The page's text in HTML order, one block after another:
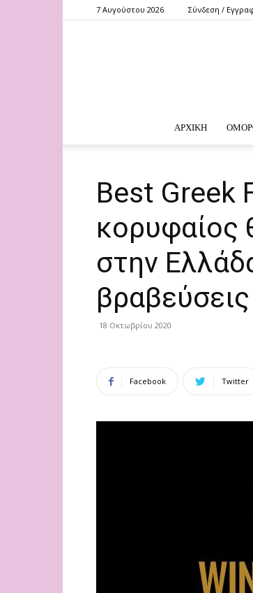
7 Αυγούστου 2026 Σύνδεση /
ΑΡΧΙΚΗ
Best Greek
κορυφαίος
στην
18 Οκτωβρίου 2020
Facebook Twitter